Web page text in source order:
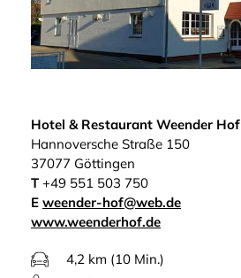
Hotel & Restaurant Weender Hof
Hannoversche Straße 150
37077 Göttingen
T+49 551 503 750
E weender-hof@web.de
www.weenderhof.de
4,2 km (10 Min.)